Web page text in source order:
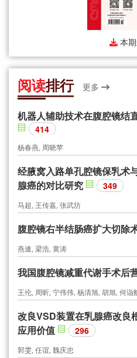
本
阅读排行 更多
机器人辅助技术在腹腔镜结
414
杨春燕, 周晓苹
经腋窝入路单孔腔镜保乳术
腺癌的对比研究
349
马超, 王传嘉, 张武坊
腹腔镜右半结肠癌扩大切除
燕速, 梁浩, 黄涛
我国腹腔镜减重代谢手术后
王伦, 周昕, 宁伟伟, 杨清旭, 胡旭, 何诣
改良VSD装置在乳腺癌改良
应用价值
296
郭雯, 任谊, 魏庆忠